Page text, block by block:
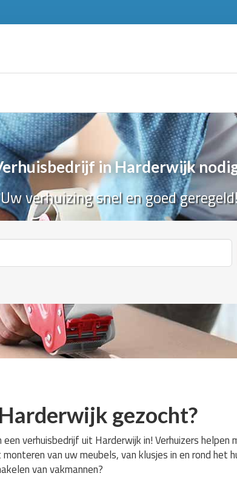
in Harderwijk
Uw verhuizing snel en goed
gezocht?
verhuisbedrijf uit Harderwijk in! Verhuizers helpen
van uw meubels, van klusjes in en rond het
van vakmannen?